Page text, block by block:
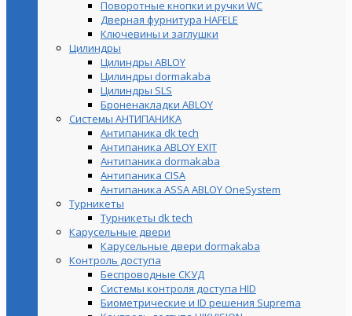
Поворотные кнопки и ручки WC
Дверная фурнитура HAFELE
Ключевины и заглушки
Цилиндры
Цилиндры ABLOY
Цилиндры dormakaba
Цилиндры SLS
Броненакладки ABLOY
Системы АНТИПАНИКА
Антипаника dk tech
Антипаника ABLOY EXIT
Антипаника dormakaba
Антипаника СISA
Антипаника ASSA ABLOY OneSystem
Турникеты
Турникеты dk tech
Карусельные двери
Карусельные двери dormakaba
Контроль доступа
Беспроводные СКУД
Системы контроля доступа HID
Биометрические и ID решения Suprema